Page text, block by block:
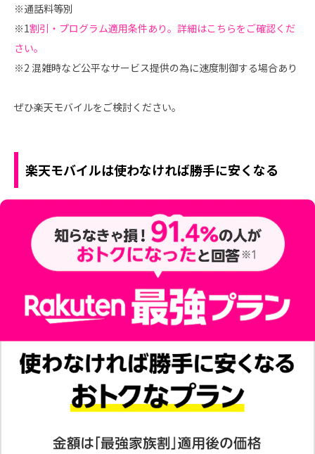
※通話料等別
※1割引・プログラム適用条件あり。詳細はこちらをご確認くだ
さい。
※2 混雑時など公平なサービス提供の為に速度制御する場合あり
ぜひ楽天モバイルをご検討ください。
楽天モバイルは使わなければ勝手に安くなる